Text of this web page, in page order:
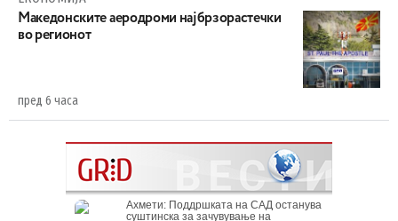
Maкедонските аеродроми најбрзорастечки
во регионот
пред 6 часа